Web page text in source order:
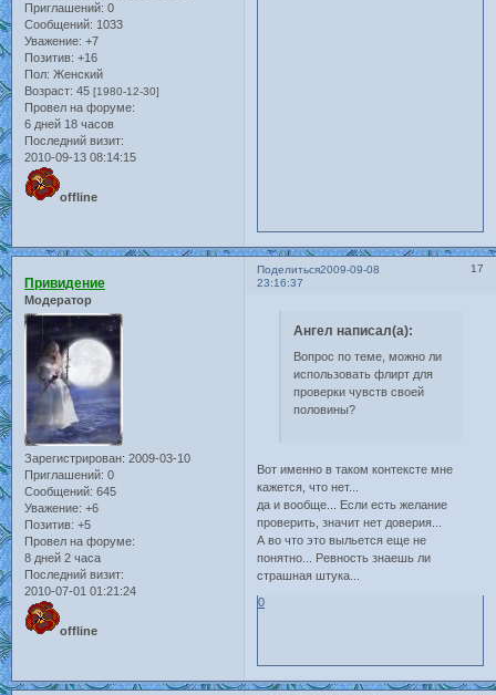
Приглашений: 0
Сообщений: 1033
Уважение: +7
Позитив: +16
Пол: Женский
Возраст: 45 [1980-12-30]
Провел на форуме:
6 дней 18 часов
Последний визит:
2010-09-13 08:14:15
offline
Поделиться 17
2009-09-08
23:16:37
Привидение
Модератор
Зарегистрирован: 2009-03-10
Приглашений: 0
Сообщений: 645
Уважение: +6
Позитив: +5
Провел на форуме:
8 дней 2 часа
Последний визит:
2010-07-01 01:21:24
offline
Ангел написал(а):
Вопрос по теме, можно ли
использовать флирт для
проверки чувств своей
половины?
Вот именно в таком контексте мне
кажется, что нет...
да и вообще... Если есть желание
проверить, значит нет доверия...
А во что это выльется еще не
понятно... Ревность знаешь ли
страшная штука...
0